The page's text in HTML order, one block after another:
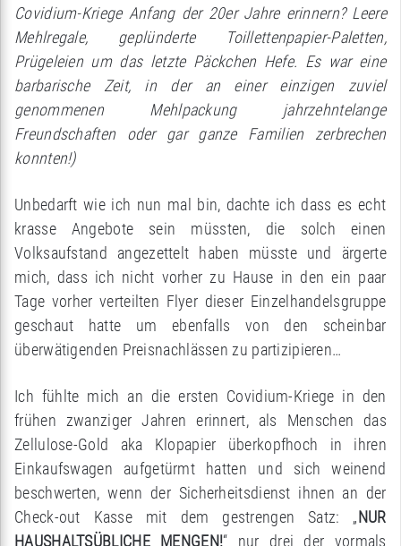
Covidium-Kriege Anfang der 20er Jahre erinnern? Leere
Mehlregale, geplünderte Toillettenpapier-Paletten,
Prügeleien um das letzte Päckchen Hefe. Es war eine
barbarische Zeit, in der an einer einzigen zuviel
genommenen Mehlpackung jahrzehntelange
Freundschaften oder gar ganze Familien zerbrechen
konnten!)
Unbedarft wie ich nun mal bin, dachte ich dass es echt
krasse Angebote sein müssten, die solch einen
Volksaufstand angezettelt haben müsste und ärgerte
mich, dass ich nicht vorher zu Hause in den ein paar
Tage vorher verteilten Flyer dieser Einzelhandelsgruppe
geschaut hatte um ebenfalls von den scheinbar
überwätigenden Preisnachlässen zu partizipieren…
Ich fühlte mich an die ersten Covidium-Kriege in den
frühen zwanziger Jahren erinnert, als Menschen das
Zellulose-Gold aka Klopapier überkopfhoch in ihren
Einkaufswagen aufgetürmt hatten und sich weinend
beschwerten, wenn der Sicherheitsdienst ihnen an der
Check-out Kasse mit dem gestrengen Satz: „NUR
HAUSHALTSÜBLICHE MENGEN!“ nur drei der vormals